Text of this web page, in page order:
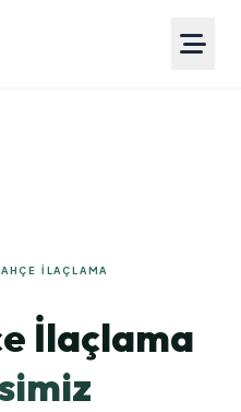
İLAÇLAMA
İlaçlama